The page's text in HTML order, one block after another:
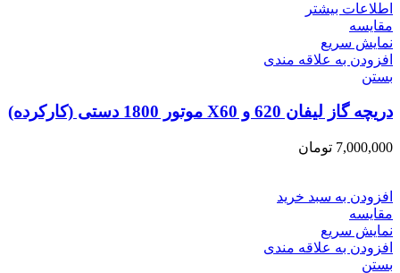
اطلاعات بیشتر
مقایسه
نمایش سریع
افزودن به علاقه مندی
بستن
دریچه گاز لیفان 620 و X60 موتور 1800 دستی (کارکرده)
7,000,000 تومان
افزودن به سبد خرید
مقایسه
نمایش سریع
افزودن به علاقه مندی
بستن